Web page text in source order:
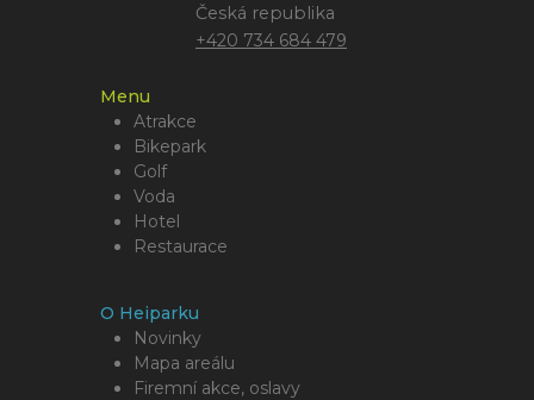
Česká republika
+420 734 684 479
Menu
Atrakce
Bikepark
Golf
Voda
Hotel
Restaurace
O Heiparku
Novinky
Mapa areálu
Firemní akce, oslavy